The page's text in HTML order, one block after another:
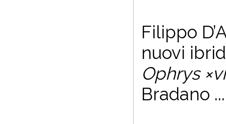
Filippo
nuovi
Ophrys
Bradano